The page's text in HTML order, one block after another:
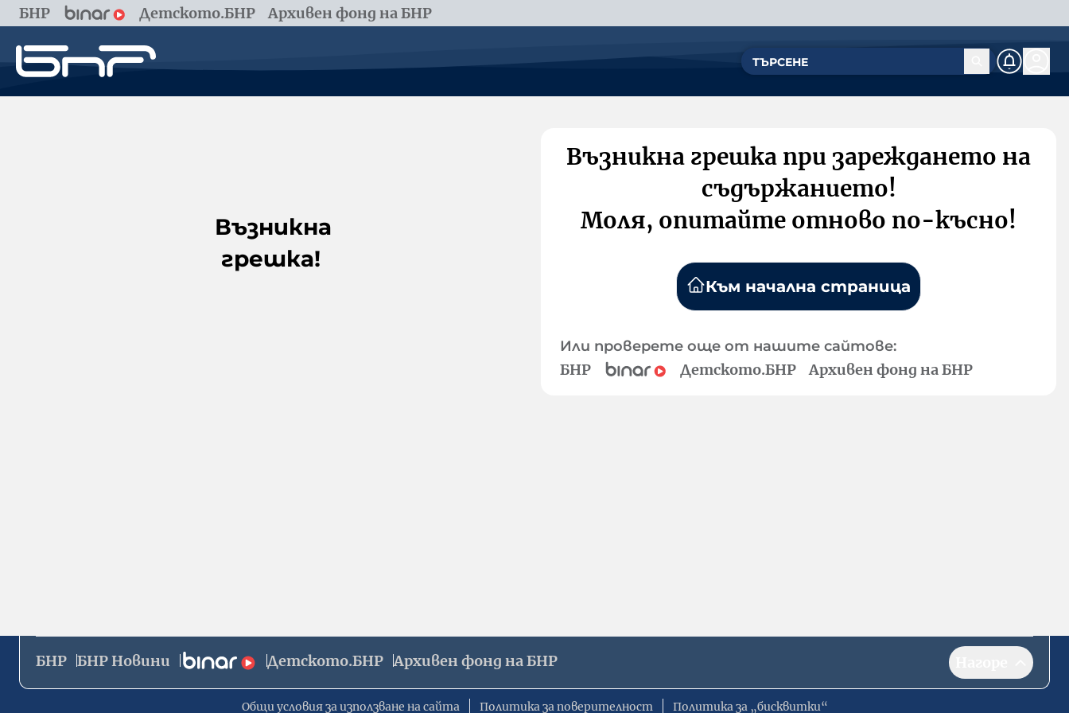
БНР Детското.БНР Архивен фонд на БНР
Възникна
грешка!
Възникна грешка при зареждането на
съдържанието!
Моля, опитайте отново по-късно!
Към начална страница
Или проверете още от нашите сайтове:
БНР Детското.БНР Архивен фонд на БНР
БНР БНР Новини Детското.БНР Архивен фонд на БНР
Общи условия за използване на сайта Политика за поверителност Политика за „бисквитки“